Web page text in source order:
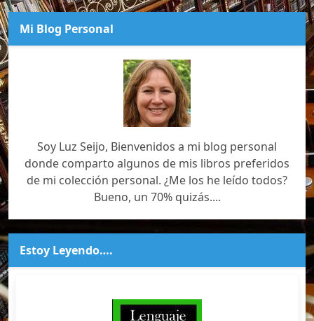
Mi Blog Personal
Soy Luz Seijo, Bienvenidos a mi blog personal
donde comparto algunos de mis libros preferidos
de mi colección personal. ¿Me los he leído todos?
Bueno, un 70% quizás....
Estoy Leyendo….